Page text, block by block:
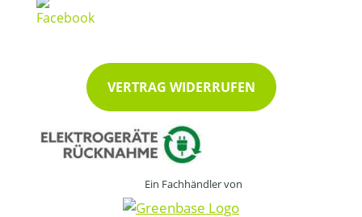
VERTRAG WIDERRUFEN
Ein Fachhändler von